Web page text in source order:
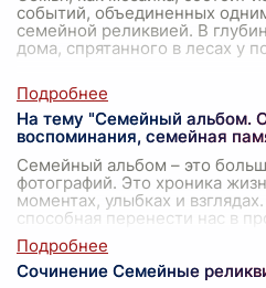
событий, объединенных
семейной реликвией. В
дома, спрятанного в лесах у
На тему "Семейный альбом.
воспоминания, семейная
Семейный альбом – это
фотографий. Это хроника
моментах, улыбках и
способная перенести нас в
Сочинение Семейные